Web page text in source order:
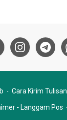
Cara Kirim Tulisan
- Langgam Pos